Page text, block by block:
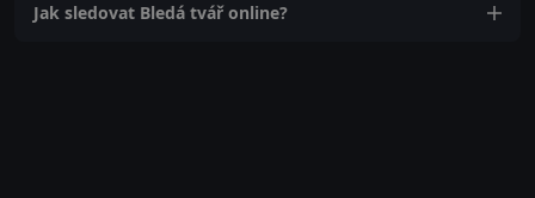
Jak sledovat Bledá tvář online?